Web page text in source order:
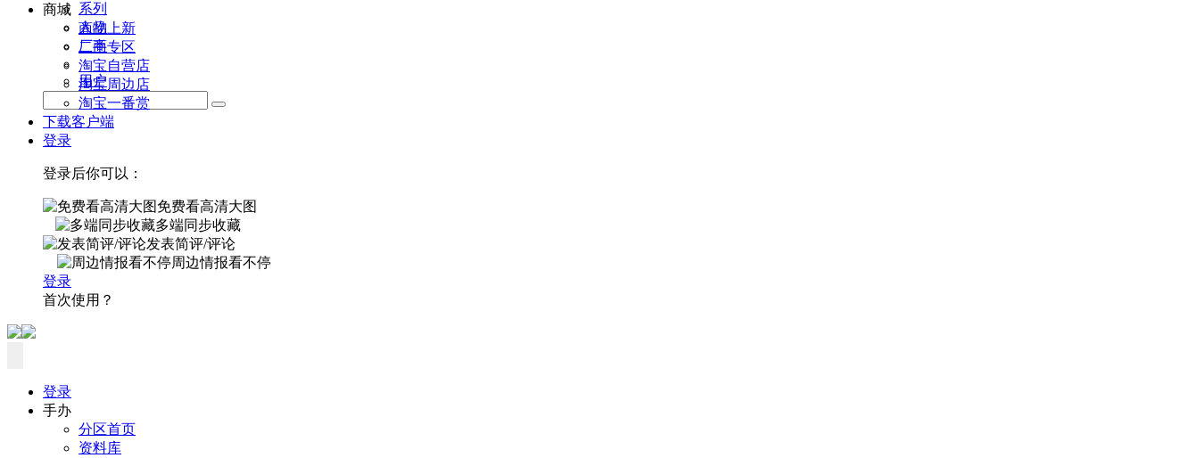
系列
人物
厂商
用户
商城
商品上新
二手专区
淘宝自营店
淘宝周边店
淘宝一番赏
下载客户端
登录
登录后你可以：
免费看高清大图
多端同步收藏
发表简评/评论
周边情报看不停
登录
首次使用？
登录
手办
分区首页
资料库